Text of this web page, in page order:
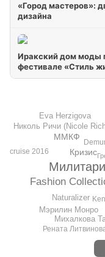
«Город мастеров»:
дизайна
Иракский дом моды
фестивале «Стиль
Милитари
Fashion
Кризис
ММКФ
Naturalizer
Николь Ричи (Nicole
Мэрилин Монро
Михалкова
Eva Herzigova
Рената
cruise 2016